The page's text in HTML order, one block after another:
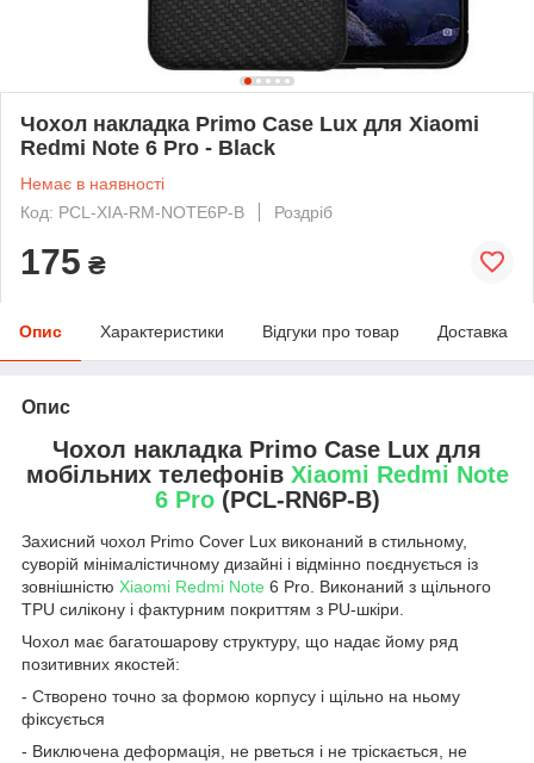
Чохол накладка Primo Case Lux для Xiaomi
Redmi Note 6 Pro - Black
Немає в наявності
Код: PCL-XIA-RM-NOTE6P-B
Роздріб
175 ₴
Опис Характеристики Відгуки про товар Доставка
Опис
Чохол накладка Primo Case Lux для
мобільних телефонів Xiaomi Redmi Note
6 Pro(PCL-RN6P-B)
Захисний чохол Primo Cover Lux виконаний в стильному,
суворій мінімалістичному дизайні і відмінно поєднується із
зовнішністю Xiaomi Redmi Note 6 Pro. Виконаний з щільного
TPU силікону і фактурним покриттям з PU-шкіри.
Чохол має багатошарову структуру, що надає йому ряд
позитивних якостей:
- Створено точно за формою корпусу і щільно на ньому
фіксується
- Виключена деформація, не рветься і не тріскається, не